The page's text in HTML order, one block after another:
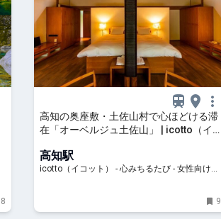
8
高知の奥座敷・土佐山村で心ほどける滞
在「オーベルジュ土佐山」 | icotto（イ
高知駅
icotto（イコット） - 心みちるたび - 女性向け旅
9